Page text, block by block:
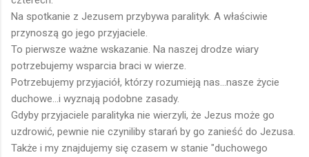
Na spotkanie z Jezusem przybywa paralityk. A właściwie
przynoszą go jego przyjaciele.
To pierwsze ważne wskazanie. Na naszej drodze wiary
potrzebujemy wsparcia braci w wierze.
Potrzebujemy przyjaciół, którzy rozumieją nas...nasze życie
duchowe...i wyznają podobne zasady.
Gdyby przyjaciele paralityka nie wierzyli, że Jezus może go
uzdrowić, pewnie nie czyniliby starań by go zanieść do Jezusa.
Także i my znajdujemy się czasem w stanie "duchowego